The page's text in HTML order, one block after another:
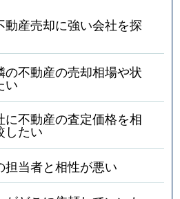
動産売却に強い会社を探
の不動産の売却相場や状
い
に不動産の査定価格を相
したい
当者と相性が悪い